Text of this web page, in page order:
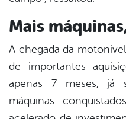
Mais
A chegada da
de importantes
apenas 7 meses, já
máquinas